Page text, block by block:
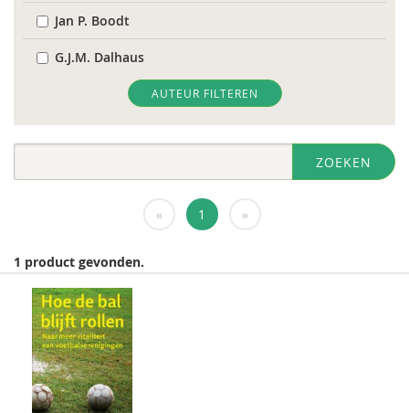
Jan P. Boodt
G.J.M. Dalhaus
Marga van Dam
Anke van Dijke
Coen Heijes
Elodie Heloise
Sanne Hillege
Ruud van der Horst
AUTEUR FILTEREN
ZOEKEN
« 1 »
1 product gevonden.